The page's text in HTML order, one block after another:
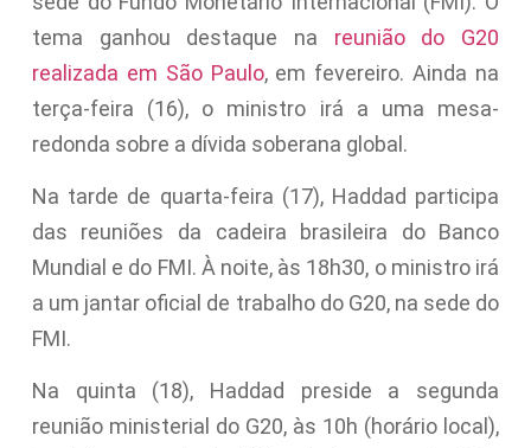
tema ganhou destaque na reunião do G20
realizada em São Paulo, em fevereiro. Ainda na
terça-feira (16), o ministro irá a uma mesa-
redonda sobre a dívida soberana global.
Na tarde de quarta-feira (17), Haddad participa
das reuniões da cadeira brasileira do Banco
Mundial e do FMI. À noite, às 18h30, o ministro irá
a um jantar oficial de trabalho do G20, na sede do
FMI.
Na quinta (18), Haddad preside a segunda
reunião ministerial do G20, às 10h (horário local),